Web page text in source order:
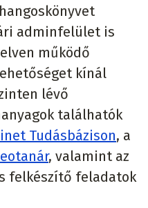
adminfelület is
működő
kínál
lévő
találhatók
Tudásbázison, a
, valamint az
felkészítő feladatok